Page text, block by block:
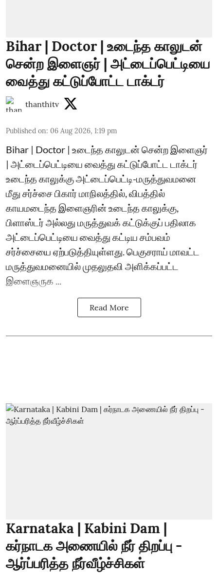
Bihar | Doctor | உடைந்த காலுடன்
சென்ற இளைஞர் | அட்டைப்பெட்டியை
வைத்து கட்டுப்போட்ட டாக்டர்
thanthitv
Published on: 06 Aug 2026, 1:19 pm
Bihar | Doctor | உடைந்த காலுடன் சென்ற இளைஞர்
| அட்டைப்பெட்டியை வைத்து கட்டுப்போட்ட டாக்டர்
உடைந்த காலுக்கு அட்டைப்பெட்டி-மருத்துவமனை
மீது சர்ச்சை பிகார் மாநிலத்தில், விபத்தில்
காயமடைந்த இளைஞரின் உடைந்த காலுக்கு,
பிளாஸ்டர் அல்லது மருத்துவக் கட்டுக்குப் பதிலாக
அட்டைப்பெட்டியை வைத்து கட்டிய சம்பவம்
சர்ச்சையை ஏற்படுத்தியுள்ளது. பெகுசராய் மாவட்ட
மருத்துவமனையில் முதலுதவி அளிக்கப்பட்ட
இளைஞருக ...
Read More
Karnataka | Kabini Dam |
கர்நாடக அணையில் நீர் திறப்பு -
ஆர்ப்பரித்த நீர்வீழ்ச்சிகள்